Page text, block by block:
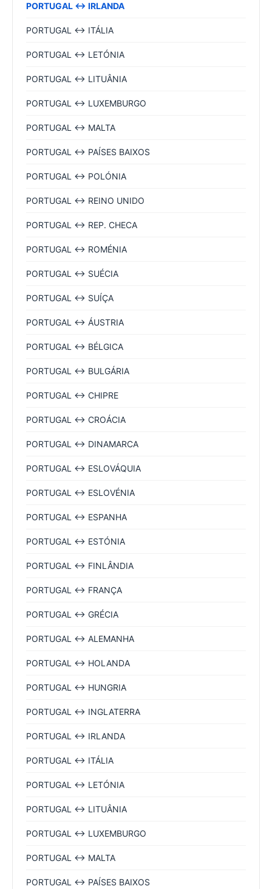
PORTUGAL ↔ IRLANDA
PORTUGAL ↔ ITÁLIA
PORTUGAL ↔ LETÓNIA
PORTUGAL ↔ LITUÂNIA
PORTUGAL ↔ LUXEMBURGO
PORTUGAL ↔ MALTA
PORTUGAL ↔ PAÍSES BAIXOS
PORTUGAL ↔ POLÓNIA
PORTUGAL ↔ REINO UNIDO
PORTUGAL ↔ REP. CHECA
PORTUGAL ↔ ROMÉNIA
PORTUGAL ↔ SUÉCIA
PORTUGAL ↔ SUÍÇA
PORTUGAL ↔ ÁUSTRIA
PORTUGAL ↔ BÉLGICA
PORTUGAL ↔ BULGÁRIA
PORTUGAL ↔ CHIPRE
PORTUGAL ↔ CROÁCIA
PORTUGAL ↔ DINAMARCA
PORTUGAL ↔ ESLOVÁQUIA
PORTUGAL ↔ ESLOVÉNIA
PORTUGAL ↔ ESPANHA
PORTUGAL ↔ ESTÓNIA
PORTUGAL ↔ FINLÂNDIA
PORTUGAL ↔ FRANÇA
PORTUGAL ↔ GRÉCIA
PORTUGAL ↔ ALEMANHA
PORTUGAL ↔ HOLANDA
PORTUGAL ↔ HUNGRIA
PORTUGAL ↔ INGLATERRA
PORTUGAL ↔ IRLANDA
PORTUGAL ↔ ITÁLIA
PORTUGAL ↔ LETÓNIA
PORTUGAL ↔ LITUÂNIA
PORTUGAL ↔ LUXEMBURGO
PORTUGAL ↔ MALTA
PORTUGAL ↔ PAÍSES BAIXOS